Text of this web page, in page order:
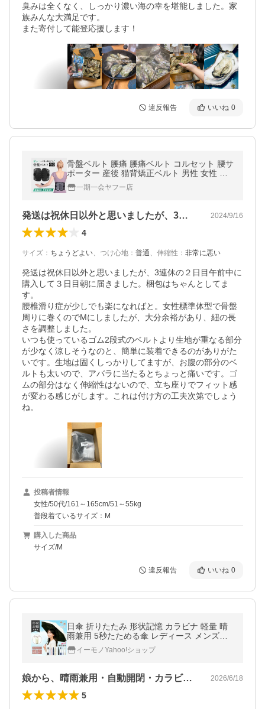
臭みは全くなく、しっかり濃い海の幸を堪能しました。家
族みんな大満足です。
また寄付して能登応援します！
違反報告 いいね 0
骨盤ベルト 腰痛 腰痛ベルト コルセット 腰サ
ポーター 産後 猫背矯正ベルト 男性 女性 産
前産後 滑車 幅広 スポーツ 大きいサイズ サ
ポート
一期一会ヤフー店
発送は祝休日以外と思いましたが、3連休… 2024/9/16
4
サイズ ： ちょうどよい、 つけ心地 ： 普通、 伸縮性 ： 非常に悪い
発送は祝休日以外と思いましたが、3連休の２日目午前中に
購入して３日目朝に届きました。梱包はちゃんとしてま
す。
腰椎滑り症が少しでも楽になればと。女性標準体型で骨盤
周りに巻くのでMにしましたが、大分余裕があり、紐の長
さを調整しました。
いつも使っているゴム2段式のベルトより生地が重なる部分
が少なく涼しそうなのと、簡単に装着できるのがありがた
いです。生地は固くしっかりしてますが、お腹の部分のベ
ルトも太いので、アバラに当たるとちょっと痛いです。ゴ
ムの部分はなく伸縮性はないので、立ち座りでフィット感
が変わる感じがします。これは付け方の工夫次第でしょう
ね。
投稿者情報
女性/50代/161～165cm/51～55kg
普段着ているサイズ：M
購入した商品
サイズ/M
違反報告 いいね 0
日傘 折りたたみ 形状記憶 カラビナ 軽量 晴
雨兼用 5秒たためる傘 レディース メンズ兼
用 UVカット100% ワンタッチ 自動開閉 コン
パクト 丈夫 6本骨 遮熱
イーモノYahoo!ショップ
娘から、晴雨兼用・自動開閉・カラビナ・… 2026/6/18
5